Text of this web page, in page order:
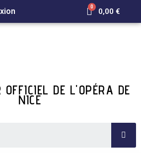
0,00 €
OFFICIEL DE L'OPÉRA DE
NICE